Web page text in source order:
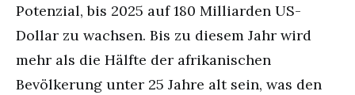
Potenzial, bis 2025 auf 180 Milliarden US-
Dollar zu wachsen. Bis zu diesem Jahr wird
mehr als die Hälfte der afrikanischen
Bevölkerung unter 25 Jahre alt sein, was den